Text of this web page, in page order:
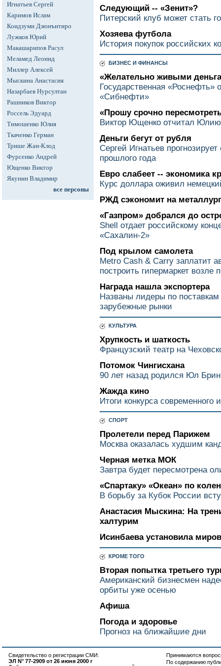
Игнатьев Сергей
Каримов Ислам
Коидзуми Дзюнъитиро
Лужков Юрий
Макашарипов Расул
Меламед Леонид
Миллер Алексей
Мыскина Анастасия
Назарбаев Нурсултан
Рашников Виктор
Россель Эдуард
Тимошенко Юлия
Ткаченко Герман
Трише Жан-Клод
Фурсенко Андрей
Ющенко Виктор
Якунин Владимир
все персоны
Следующий -- «Зенит»?
Питерский клуб может стать
Хозяева футбола
История покупок российских
БИЗНЕС И ФИНАНСЫ
«Желательно живыми
Государственная «Роснефть»
«Сибнефти»
«Прошу срочно
Виктор Ющенко отчитал
Деньги бегут от рубля
Сергей Игнатьев
прошлого года
Евро слабеет -- экономика
Курс доллара оживил
РЖД сэкономит на
«Газпром» добрался до
Shell отдает российскому
«Сахалин-2»
Под крылом самолета
Metro Cash & Carry заплатит
построить гипермаркет возле
Награда нашла экспортера
Названы лидеры по
зарубежные рынки
КУЛЬТУРА
Хрупкость и шаткость
Французский театр на
Потомок Чингисхана
90 лет назад родился Юл
Жажда кино
Итоги конкурса
СПОРТ
Пролетели перед Парижем
Москва оказалась худшим
Черная метка МОК
Завтра будет пересмотрена
«Спартаку» «Океан» по
В борьбу за Кубок России
Анастасия Мыскина: На
халтурим
Исинбаева установила
КРОМЕ ТОГО
Вторая попытка третьего
Американский бизнесмен
орбиты уже осенью
Афиша
Погода и здоровье
Прогноз на ближайшие дни
Свидетельство о регистрации СМИ:
ЭЛ N° 77-2909 от 26 июня 2000 г
Принимаются
По содержанию